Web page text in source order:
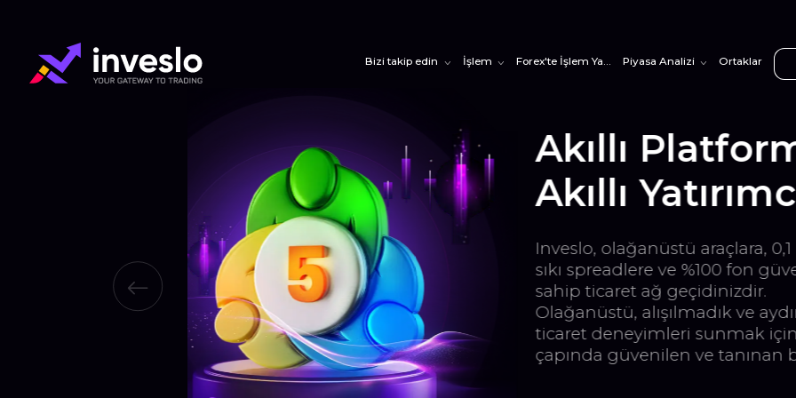
Bizi takip edin İşlem Forex'te İşlem Yapmayı Öğrenin Piyasa Analizi Ortaklar
Akıllı Platform
Akıllı Yatırımcılar
Inveslo, olağanüstü araçlara, 0,1 ultra
sıkı spreadlere ve %100 fon güvenliğine
sahip ticaret ağ geçidinizdir.
Olağanüstü, alışılmadık ve aydınlatıcı
ticaret deneyimleri sunmak için dünya
çapında güvenilen ve tanınan bir şirket.